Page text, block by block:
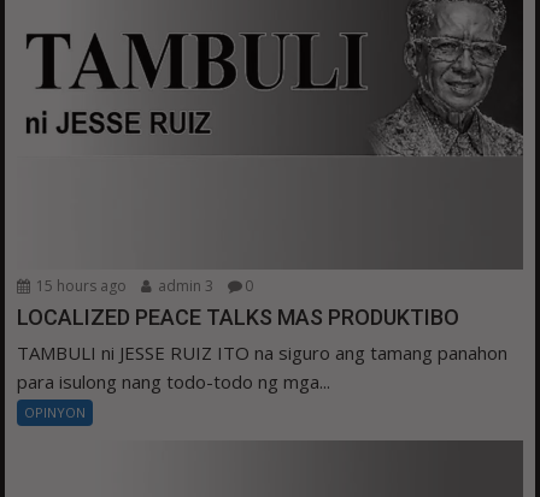
15 hours ago admin 3 0
LOCALIZED PEACE TALKS MAS PRODUKTIBO
TAMBULI ni JESSE RUIZ ITO na siguro ang tamang panahon
para isulong nang todo-todo ng mga...
OPINYON